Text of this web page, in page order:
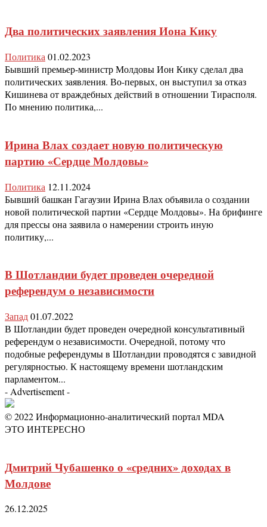
Два политических заявления Иона Кику
Политика 01.02.2023
Бывший премьер-министр Молдовы Ион Кику сделал два
политических заявления. Во-первых, он выступил за отказ
Кишинева от враждебных действий в отношении Тирасполя.
По мнению политика,...
Ирина Влах создает новую политическую
партию «Сердце Молдовы»
Политика 12.11.2024
Бывший башкан Гагаузии Ирина Влах объявила о создании
новой политической партии «Сердце Молдовы». На брифинге
для прессы она заявила о намерении строить иную
политику,...
В Шотландии будет проведен очередной
референдум о независимости
Запад01.07.2022
В Шотландии будет проведен очередной консультативный
референдум о независимости. Очередной, потому что
подобные референдумы в Шотландии проводятся с завидной
регулярностью. К настоящему времени шотландским
парламентом...
- Advertisement -
© 2022 Информационно-аналитический портал MDA
ЭТО ИНТЕРЕСНО
Дмитрий Чубашенко о «средних» доходах в
Молдове
26.12.2025